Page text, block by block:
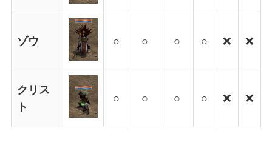
ゾウ ○ ○ ○ ○ ❌ ❌
クリス
ト
○ ○ ○ ○ ❌ ❌